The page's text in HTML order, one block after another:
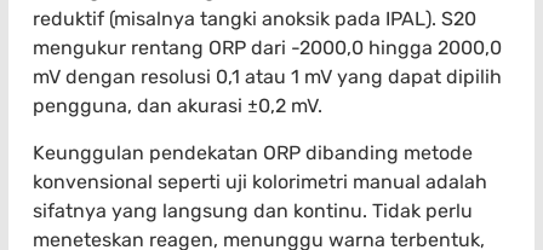
reduktif (misalnya tangki anoksik pada IPAL). S20
mengukur rentang ORP dari -2000,0 hingga 2000,0
mV dengan resolusi 0,1 atau 1 mV yang dapat dipilih
pengguna, dan akurasi ±0,2 mV.
Keunggulan pendekatan ORP dibanding metode
konvensional seperti uji kolorimetri manual adalah
sifatnya yang langsung dan kontinu. Tidak perlu
meneteskan reagen, menunggu warna terbentuk,